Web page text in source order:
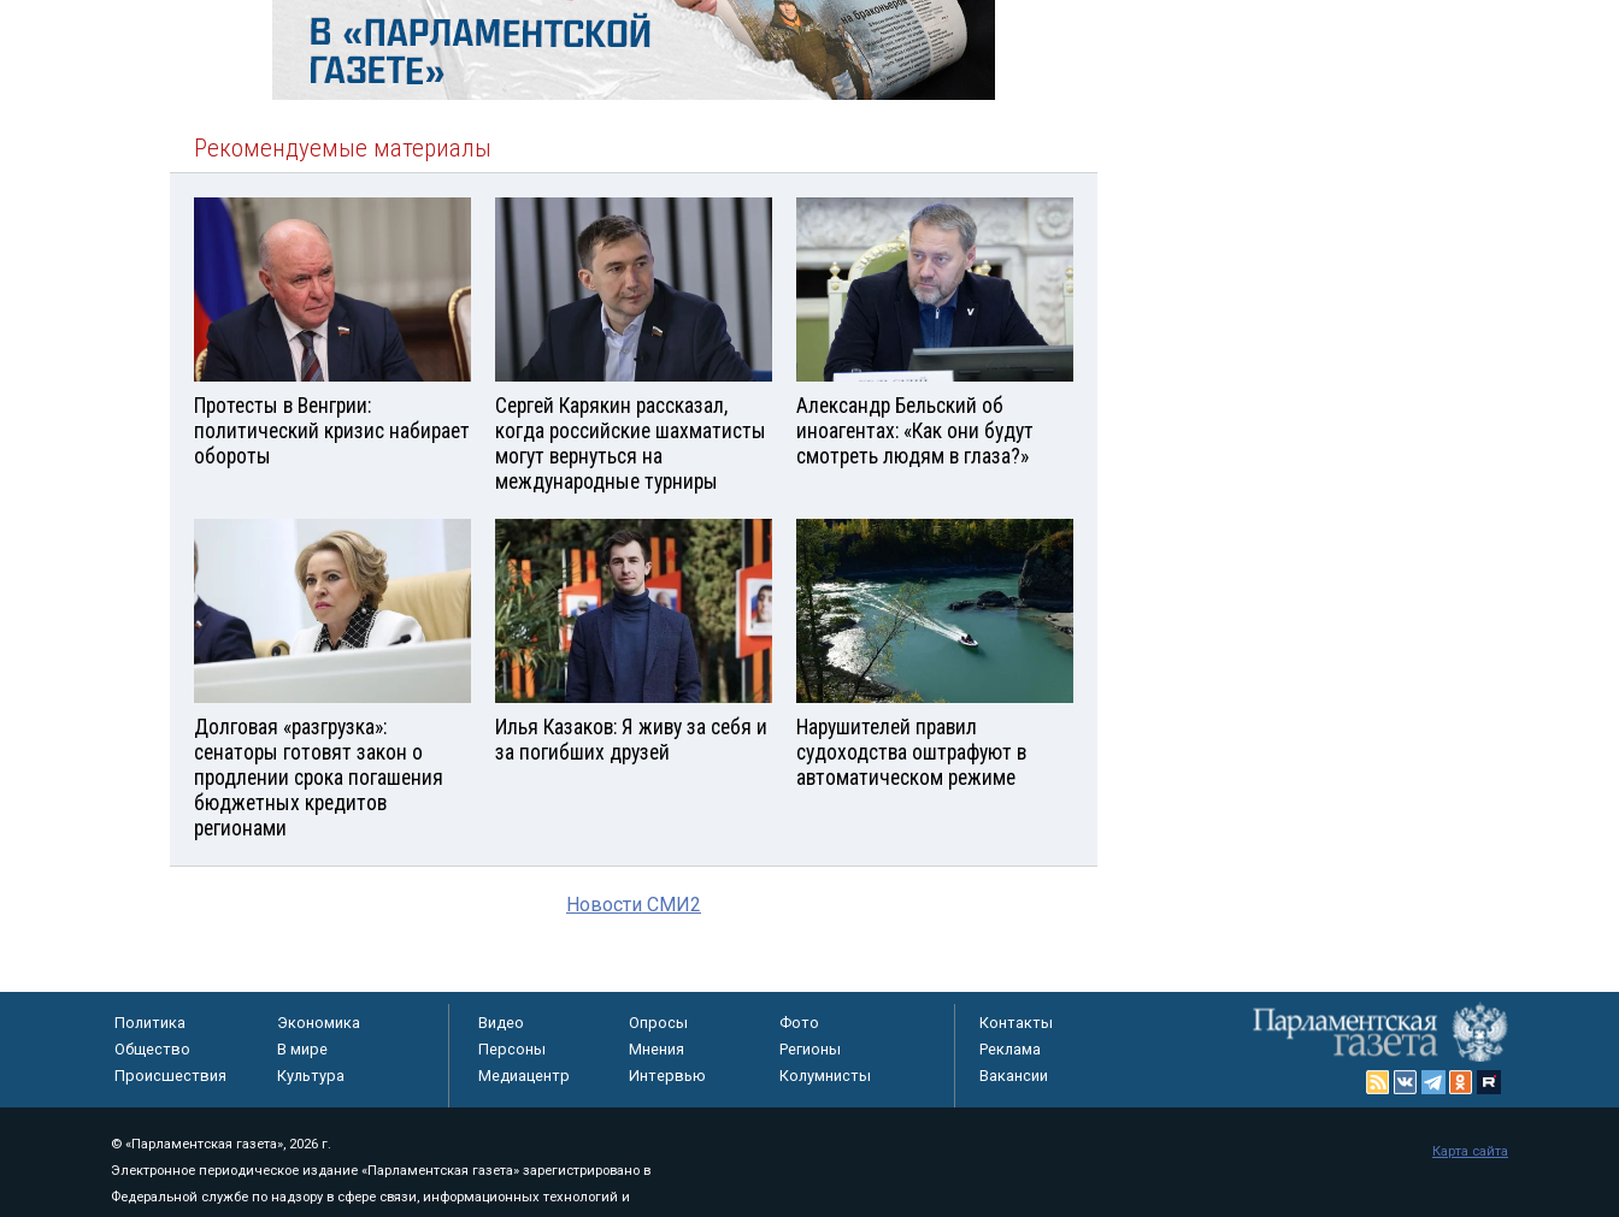
Рекомендуемые материалы
Протесты в Венгрии:
политический кризис набирает
обороты
Сергей Карякин рассказал,
когда российские шахматисты
могут вернуться на
международные турниры
Александр Бельский об
иноагентах: «Как они будут
смотреть людям в глаза?»
Долговая «разгрузка»:
сенаторы готовят закон о
продлении срока погашения
бюджетных кредитов
регионами
Илья Казаков: Я живу за себя и
за погибших друзей
Нарушителей правил
судоходства оштрафуют в
автоматическом режиме
Новости СМИ2
Политика
Экономика
Общество
В мире
Происшествия
Культура
Видео Опросы
Фото
Персоны
Мнения
Регионы
Медиацентр
Интервью Колумнисты
Контакты
Реклама
Вакансии
© «Парламентская газета», 2026 г.
Электронное периодическое издание «Парламентская газета» зарегистрировано в
Федеральной службе по надзору в сфере связи, информационных технологий и
Карта сайта